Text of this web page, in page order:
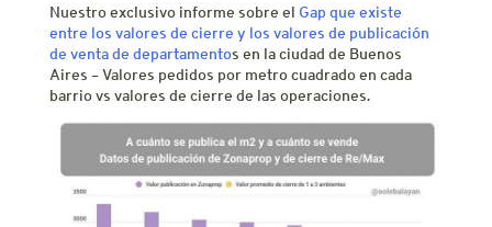
Nuestro exclusivo informe sobre el Gap que existe
entre los valores de cierre y los valores de publicación
de venta de departamentos en la ciudad de Buenos
Aires – Valores pedidos por metro cuadrado en cada
barrio vs valores de cierre de las operaciones.